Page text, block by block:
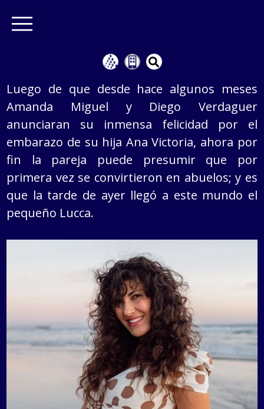
Luego de que desde hace algunos meses
Amanda Miguel y Diego Verdaguer
anunciaran su inmensa felicidad por el
embarazo de su hija Ana Victoria, ahora por
fin la pareja puede presumir que por
primera vez se convirtieron en abuelos; y es
que la tarde de ayer llegó a este mundo el
pequeño Lucca.